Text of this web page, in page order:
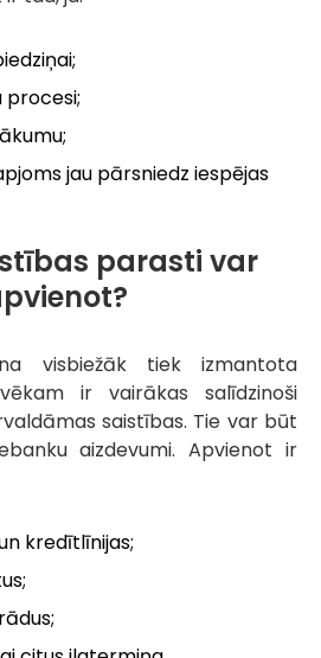
procesi;
jau pārsniedz iespējas
parasti var
visbiežāk tiek izmantota
ir vairākas salīdzinoši
saistības. Tie var būt
aizdevumi. Apvienot ir
kredītlīnijas;